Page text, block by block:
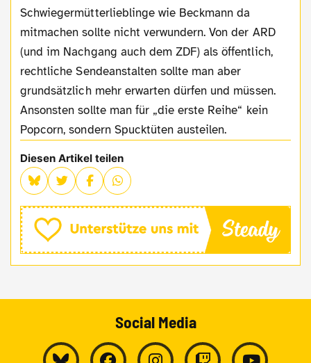
Schwiegermütterlieblinge wie Beckmann da
mitmachen sollte nicht verwundern. Von der ARD
(und im Nachgang auch dem ZDF) als öffentlich,
rechtliche Sendeanstalten sollte man aber
grundsätzlich mehr erwarten dürfen und müssen.
Ansonsten sollte man für „die erste Reihe“ kein
Popcorn, sondern Spucktüten austeilen.
Diesen Artikel teilen
Social Media